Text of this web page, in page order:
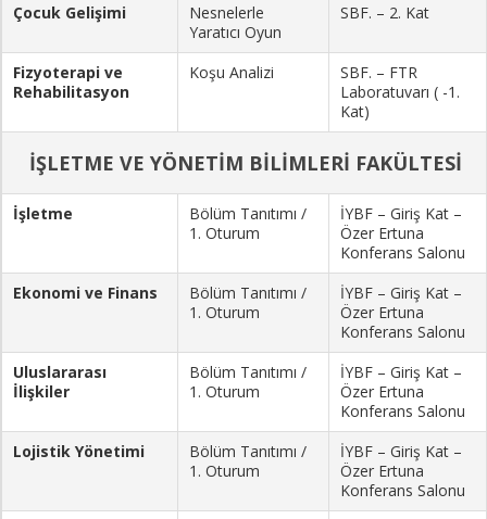
Çocuk Gelişimi
Nesnelerle
Yaratıcı Oyun
SBF. – 2. Kat
Fizyoterapi ve
Rehabilitasyon
Koşu Analizi
SBF. – FTR
Laboratuvarı ( -1.
Kat)
İŞLETME VE YÖNETİM BİLİMLERİ FAKÜLTESİ
İşletme
Bölüm Tanıtımı /
1. Oturum
İYBF – Giriş Kat –
Özer Ertuna
Konferans Salonu
Ekonomi ve Finans
Bölüm Tanıtımı /
1. Oturum
İYBF – Giriş Kat –
Özer Ertuna
Konferans Salonu
Uluslararası
İlişkiler
Bölüm Tanıtımı /
1. Oturum
İYBF – Giriş Kat –
Özer Ertuna
Konferans Salonu
Lojistik Yönetimi
Bölüm Tanıtımı /
1. Oturum
İYBF – Giriş Kat –
Özer Ertuna
Konferans Salonu